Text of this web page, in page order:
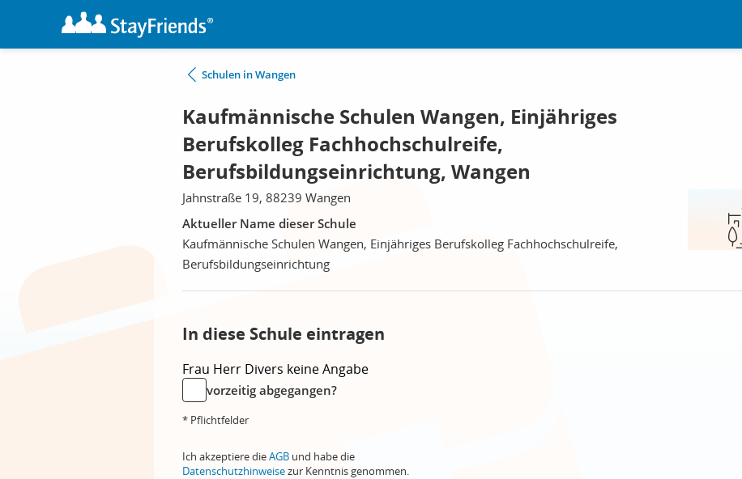
Schulen in Wangen
Kaufmännische Schulen Wangen, Einjähriges
Berufskolleg Fachhochschulreife,
Berufsbildungseinrichtung, Wangen
Jahnstraße 19, 88239 Wangen
Aktueller Name dieser Schule
Kaufmännische Schulen Wangen, Einjähriges Berufskolleg Fachhochschulreife,
Berufsbildungseinrichtung
In diese Schule eintragen
Frau Herr Divers keine Angabe
vorzeitig abgegangen?
* Pflichtfelder
Ich akzeptiere dieAGB und habe die
Datenschutzhinweisezur Kenntnis genommen.